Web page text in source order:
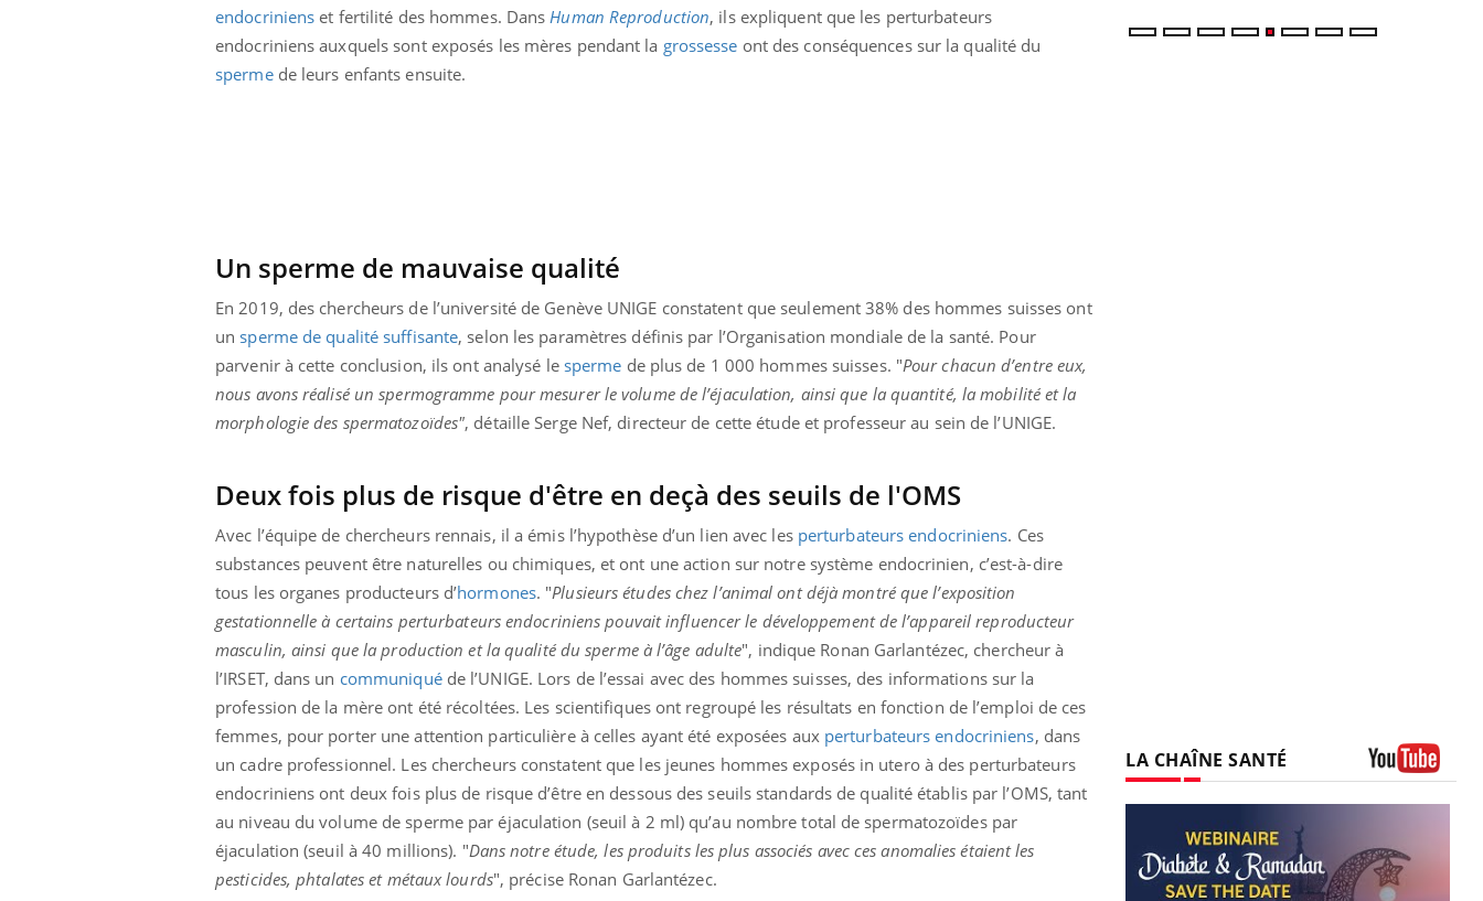
endocriniens et fertilité des hommes. Dans Human Reproduction, ils expliquent que les perturbateurs
endocriniens auxquels sont exposés les mères pendant la grossesse ont des conséquences sur la qualité du
spermede leurs enfants ensuite.
Un sperme de mauvaise qualité
En 2019, des chercheurs de l’université de Genève UNIGE constatent que seulement 38% des hommes suisses ont
un sperme de qualité suffisante, selon les paramètres définis par l’Organisation mondiale de la santé. Pour
parvenir à cette conclusion, ils ont analysé le sperme de plus de 1 000 hommes suisses. "Pour chacun d’entre eux,
nous avons réalisé un spermogramme pour mesurer le volume de l’éjaculation, ainsi que la quantité, la mobilité et la
morphologie des spermatozoïdes", détaille Serge Nef, directeur de cette étude et professeur au sein de l’UNIGE.
Deux fois plus de risque d'être en deçà des seuils de l'OMS
Avec l’équipe de chercheurs rennais, il a émis l’hypothèse d’un lien avec les perturbateurs endocriniens. Ces
substances peuvent être naturelles ou chimiques, et ont une action sur notre système endocrinien, c’est-à-dire
tous les organes producteurs d’hormones. "Plusieurs études chez l’animal ont déjà montré que l’exposition
gestationnelle à certains perturbateurs endocriniens pouvait influencer le développement de l’appareil reproducteur
masculin, ainsi que la production et la qualité du sperme à l’âge adulte", indique Ronan Garlantézec, chercheur à
l’IRSET, dans un communiquéde l’UNIGE. Lors de l’essai avec des hommes suisses, des informations sur la
profession de la mère ont été récoltées. Les scientifiques ont regroupé les résultats en fonction de l’emploi de ces
femmes, pour porter une attention particulière à celles ayant été exposées aux perturbateurs endocriniens, dans
un cadre professionnel. Les chercheurs constatent que les jeunes hommes exposés in utero à des perturbateurs
endocriniens ont deux fois plus de risque d’être en dessous des seuils standards de qualité établis par l’OMS, tant
au niveau du volume de sperme par éjaculation (seuil à 2 ml) qu’au nombre total de spermatozoïdes par
éjaculation (seuil à 40 millions). "Dans notre étude, les produits les plus associés avec ces anomalies étaient les
pesticides, phtalates et métaux lourds", précise Ronan Garlantézec.
LA CHAÎNE SANTÉ